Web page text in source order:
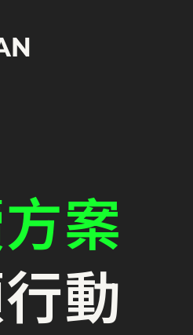
案
動